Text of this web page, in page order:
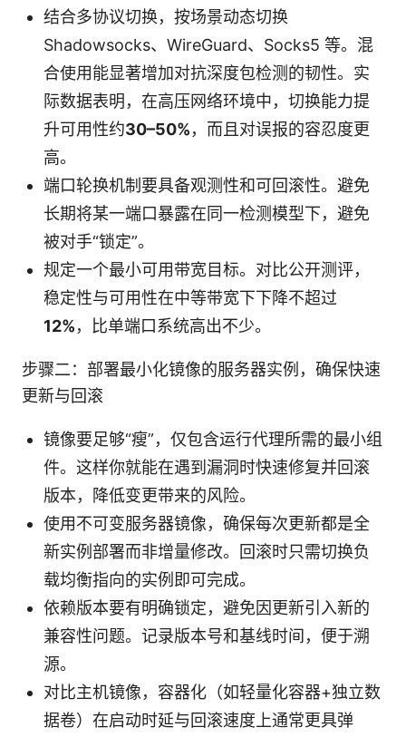
结合多协议切换，按场景动态切换
Shadowsocks、WireGuard、Socks5 等。混
合使用能显著增加对抗深度包检测的韧性。实
际数据表明，在高压网络环境中，切换能力提
升可用性约30–50%，而且对误报的容忍度更
高。
端口轮换机制要具备观测性和可回滚性。避免
长期将某一端口暴露在同一检测模型下，避免
被对手“锁定”。
规定一个最小可用带宽目标。对比公开测评，
稳定性与可用性在中等带宽下下降不超过
12%，比单端口系统高出不少。
步骤二：部署最小化镜像的服务器实例，确保快速
更新与回滚
镜像要足够“瘦”，仅包含运行代理所需的最小组
件。这样你就能在遇到漏洞时快速修复并回滚
版本，降低变更带来的风险。
使用不可变服务器镜像，确保每次更新都是全
新实例部署而非增量修改。回滚时只需切换负
载均衡指向的实例即可完成。
依赖版本要有明确锁定，避免因更新引入新的
兼容性问题。记录版本号和基线时间，便于溯
源。
对比主机镜像，容器化（如轻量化容器+独立数
据卷）在启动时延与回滚速度上通常更具弹